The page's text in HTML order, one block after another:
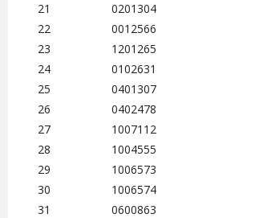
21
0201304
22
0012566
23
1201265
24
0102631
25
0401307
26
0402478
27
1007112
28
1004555
29
1006573
30
1006574
31
0600863